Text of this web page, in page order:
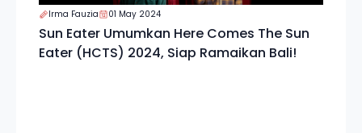
Irma Fauzia 01 May 2024
Sun Eater Umumkan Here Comes The Sun
Eater (HCTS) 2024, Siap Ramaikan Bali!